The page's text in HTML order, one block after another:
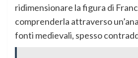
ridimensionare la figura di
comprenderla attraverso
fonti medievali, spesso